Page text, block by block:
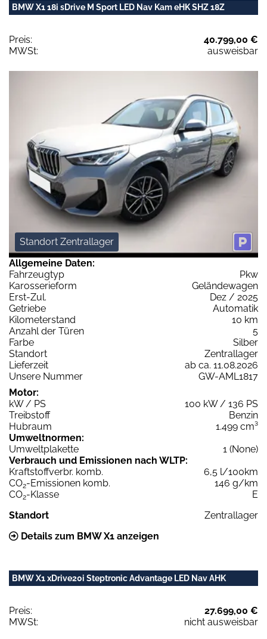
BMW X1 18i sDrive M Sport LED Nav Kam eHK SHZ 18Z
Preis:
40.799,00 €
MWSt:
ausweisbar
Standort Zentrallager
Allgemeine Daten:
Fahrzeugtyp
Pkw
Karosserieform
Geländewagen
Erst-Zul.
Dez / 2025
Getriebe
Automatik
Kilometerstand
10 km
Anzahl der Türen
5
Farbe
Silber
Standort
Zentrallager
Lieferzeit
ab ca. 11.08.2026
Unsere Nummer
GW-AML1817
Motor:
kW / PS
100 kW / 136 PS
Treibstoff
Benzin
Hubraum
1.499 cm³
Umweltnormen:
Umweltplakette
1 (None)
Verbrauch und Emissionen nach WLTP:
Kraftstoffverbr. komb.
6,5 l/100km
CO2-Emissionen komb.
146 g/km
CO2-Klasse
E
Standort
Zentrallager
Details zum BMW X1 anzeigen
BMW X1 xDrive20i Steptronic Advantage LED Nav AHK
Preis:
27.699,00 €
MWSt:
nicht ausweisbar